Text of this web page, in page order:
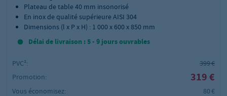
Plateau de table 40 mm insonorisé
En inox de qualité supérieure AISI 304
Dimensions (l x P x H) : 1 000 x 600 x 850 mm
Délai de livraison : 5 - 9 jours ouvrables
PVC²:
399 €
Promotion:
319 €
Vous économisez: 80 €